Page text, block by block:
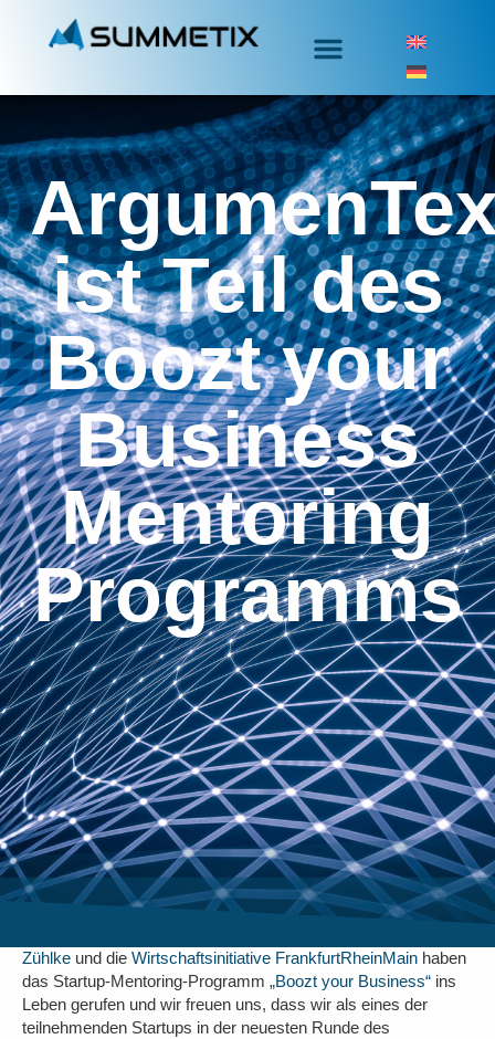
ist Teil des
Boozt your
Business
Mentoring
Programms
Zühlke und die Wirtschaftsinitiative FrankfurtRheinMain haben
das Startup-Mentoring-Programm „Boozt your Business“ ins
Leben gerufen und wir freuen uns, dass wir als eines der
teilnehmenden Startups in der neuesten Runde des